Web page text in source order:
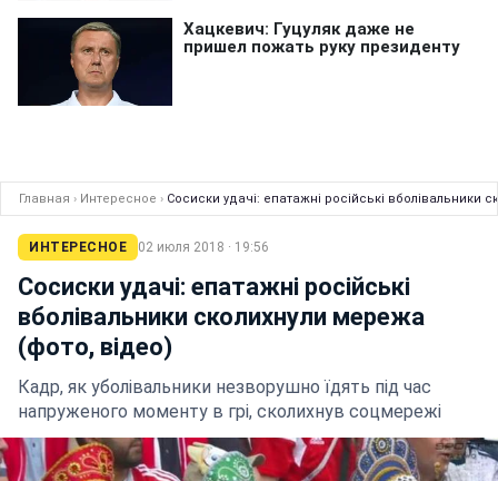
Главная › Интересное › Сосиски удачі: епатажні російські вболівальники
ИНТЕРЕСНОЕ 02 июля 2018 · 19:56
Сосиски удачі: епатажні російські
вболівальники сколихнули мережа
(фото, відео)
Кадр, як уболівальники незворушно їдять під час
напруженого моменту в грі, сколихнув соцмережі